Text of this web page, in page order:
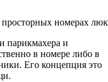
номерах
парикмахера и
в номере либо в
Его концепция это